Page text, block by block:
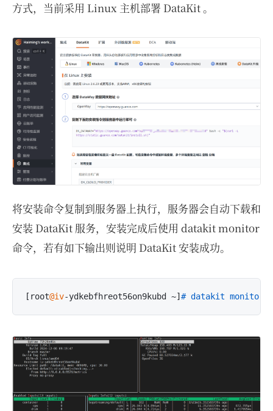
方式，当前采用 Linux 主机部署 DataKit 。
将安装命令复制到服务器上执行，服务器会自动下载和
安装 DataKit 服务，安装完成后使用 datakit monitor
命令，若有如下输出则说明 DataKit 安装成功。
[root@iv-ydkebfhreot56on9kubd ~] # datakit monitor